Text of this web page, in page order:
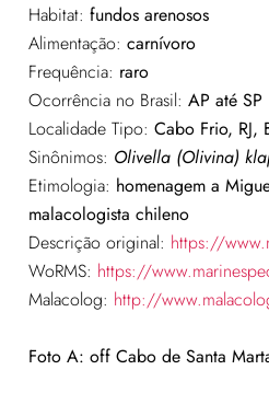
Habitat: fundos arenosos
Alimentação: carnívoro
Frequência: raro
Ocorrência no Brasil: AP até SP
Localidade Tipo: Cabo Frio, RJ,
Sinônimos: Olivella(Olivina)
Etimologia: homenagem a
malacologista chileno
Descrição original: https://
WoRMS: https://
Malacolog: http://
Foto A: off Cabo de Santa